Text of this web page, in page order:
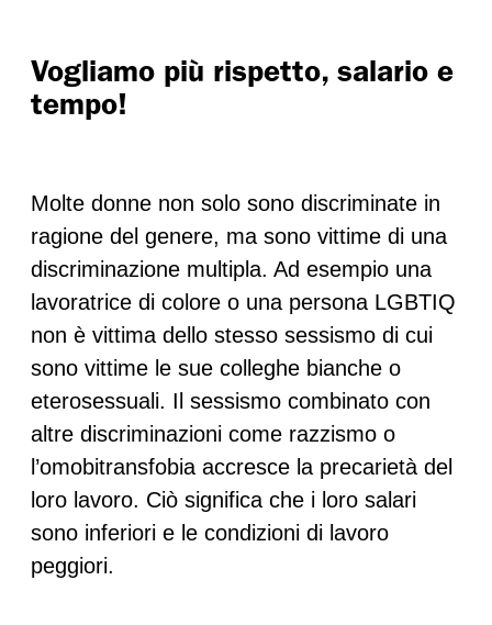
Vogliamo più rispetto, salario e
tempo!
Molte donne non solo sono discriminate in
ragione del genere, ma sono vittime di una
discriminazione multipla. Ad esempio una
lavoratrice di colore o una persona LGBTIQ
non è vittima dello stesso sessismo di cui
sono vittime le sue colleghe bianche o
eterosessuali. Il sessismo combinato con
altre discriminazioni come razzismo o
l’omobitransfobia accresce la precarietà del
loro lavoro. Ciò significa che i loro salari
sono inferiori e le condizioni di lavoro
peggiori.